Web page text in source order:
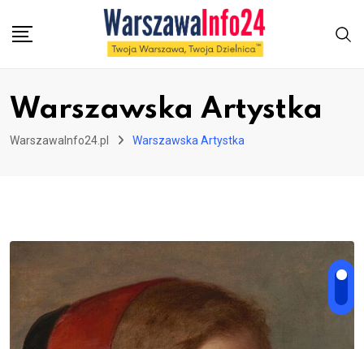
Warszawska Artystka
WarszawaInfo24.pl Warszawska Artystka